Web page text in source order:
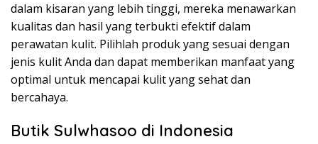
dalam kisaran yang lebih tinggi, mereka menawarkan
kualitas dan hasil yang terbukti efektif dalam
perawatan kulit. Pilihlah produk yang sesuai dengan
jenis kulit Anda dan dapat memberikan manfaat yang
optimal untuk mencapai kulit yang sehat dan
bercahaya.
Butik Sulwhasoo di Indonesia